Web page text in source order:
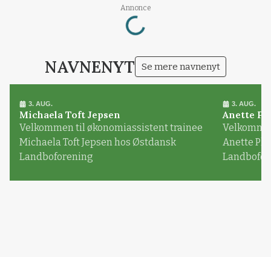
Annonce
Loading...
NAVNENYT Se mere navnenyt
3. AUG.
Michaela Toft Jepsen
Velkommen til økonomiassistent trainee
Michaela Toft Jepsen hos Østdansk
Landboforening
3. AUG.
Anette
Anette